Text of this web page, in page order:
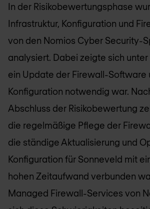
In der Risikobewertungsphase
Infrastruktur, Konfiguration und
von den Nomios Cyber Security-
analysiert. Dabei zeigte sich
ein Update der Firewall-Software
Konfiguration notwendig war.
Abschluss der Risikobewertung
die regelmäßige Pflege der
die ständige Aktualisierung und
Konfiguration für Sonneveld mit
hohen Zeitaufwand verbunden
Managed Firewall-Services von